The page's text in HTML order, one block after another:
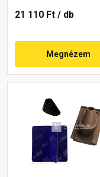
21 110 Ft / db
Megnézem